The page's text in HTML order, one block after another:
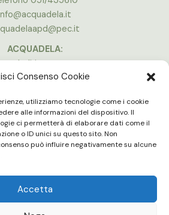
Consenso Cookie
utilizziamo tecnologie come i cookie
alle informazioni del dispositivo. Il
ci permetterà di elaborare dati come il
o ID unici su questo sito. Non
può influire negativamente su alcune
Accetta
ACQUADELA:
Indirizzo:
174, 40134 Bologna
Vedi la mappa
APERTURA:
- Ven 16:00 - 20:00
chiuse in concomitanza delle partite in